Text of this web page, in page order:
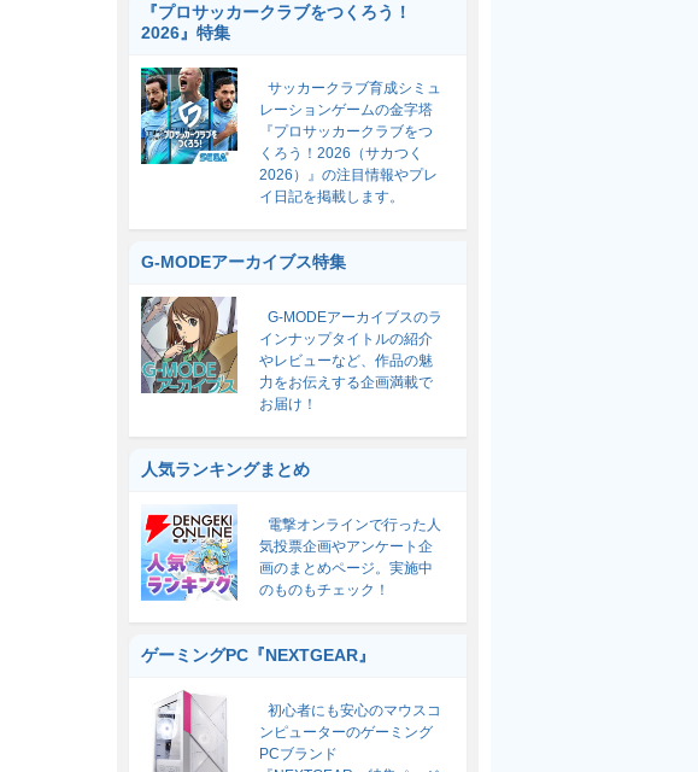
『プロサッカークラブをつくろう！
2026』特集
サッカークラブ育成シミュ
レーションゲームの金字塔
『プロサッカークラブをつ
くろう！2026（サカつく
2026）』の注目情報やプレ
イ日記を掲載します。
G-MODEアーカイブス特集
G-MODEアーカイブスのラ
インナップタイトルの紹介
やレビューなど、作品の魅
力をお伝えする企画満載で
お届け！
人気ランキングまとめ
電撃オンラインで行った人
気投票企画やアンケート企
画のまとめページ。実施中
のものもチェック！
ゲーミングPC『NEXTGEAR』
初心者にも安心のマウスコ
ンピューターのゲーミング
PCブランド